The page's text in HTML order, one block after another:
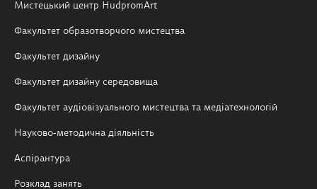
Мистецький центр HudpromArt
Факультет образотворчого мистецтва
Факультет дизайну
Факультет дизайну середовища
Факультет аудіовізуального мистецтва та медіатехнологій
Науково-методична діяльність
Аспірантура
Розклад занять